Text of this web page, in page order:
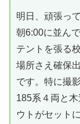
明日、頑張っ
朝6:00に並ん
テントを張る
場所さえ確保
です。特に撮
185系４両と
ウトがセット